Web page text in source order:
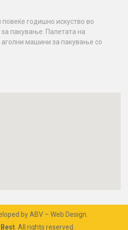
годишно искуство во
пакување. Палетата на
аголни машини за пакување со
byABV – Web Design
Best . All rights reserved.